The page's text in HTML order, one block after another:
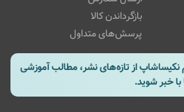
بازگرداندن کالا
پرسش‌های متداول
نکیساشاپ از تازه‌های نشر، مطالب آموزشی
خبر شوید.